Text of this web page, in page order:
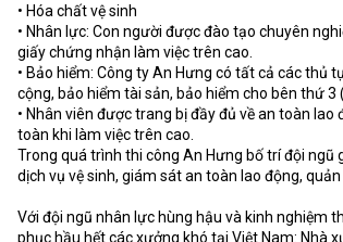
• Hóa chất vệ sinh
• Nhân lực: Con người được đào tạo chuyên
giấy chứng nhận làm việc trên cao.
• Bảo hiểm: Công ty An Hưng có tất cả các thủ
cộng, bảo hiểm tài sản, bảo hiểm cho bên thứ
• Nhân viên được trang bị đầy đủ về an toàn
toàn khi làm việc trên cao.
Trong quá trình thi công An Hưng bố trí đội
dịch vụ vệ sinh, giám sát an toàn lao động,
Với đội ngũ nhân lực hùng hậu và kinh nghiệm
phục hầu hết các xưởng khó tại Việt Nam: Nhà